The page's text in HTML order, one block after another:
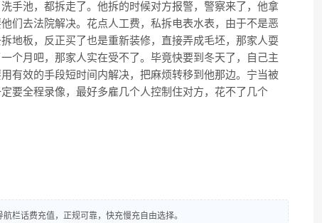
手池，都拆走了。他拆的时候对方报警，警察来了，他拿
们去法院解决。花点人工费，私拆电表水表，由于不是恶
地板，反正买了也是重新装修，直接弄成毛坯，那家人耍
个月吧，那家人实在受不了。毕竟快要到冬天了，自己主
有效的手段短时间内解决，把麻烦转移到他那边。宁当被
要全程录像，最好多雇几个人控制住对方，花不了几个
栏话费充值，正规可靠，快充慢充自由选择。